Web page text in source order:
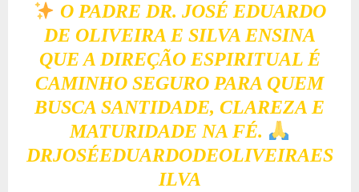
O PADRE DR. JOSÉ EDUARDO
DE OLIVEIRA E SILVA ENSINA
QUE A DIREÇÃO ESPIRITUAL É
CAMINHO SEGURO PARA QUEM
BUSCA SANTIDADE, CLAREZA E
MATURIDADE NA FÉ.
DRJOSÉEDUARDODEOLIVEIRAES
ILVA